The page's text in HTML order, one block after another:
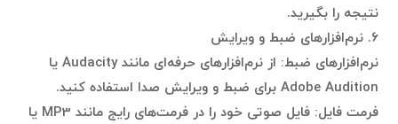
نتیجه را بگیرید.
۶. نرم‌افزارهای ضبط و ویرایش
نرم‌افزارهای ضبط: از نرم‌افزارهای حرفه‌ای مانند Audacity یا
Adobe Audition برای ضبط و ویرایش صدا استفاده کنید.
فرمت فایل: فایل صوتی خود را در فرمت‌های رایج مانند MP3 یا